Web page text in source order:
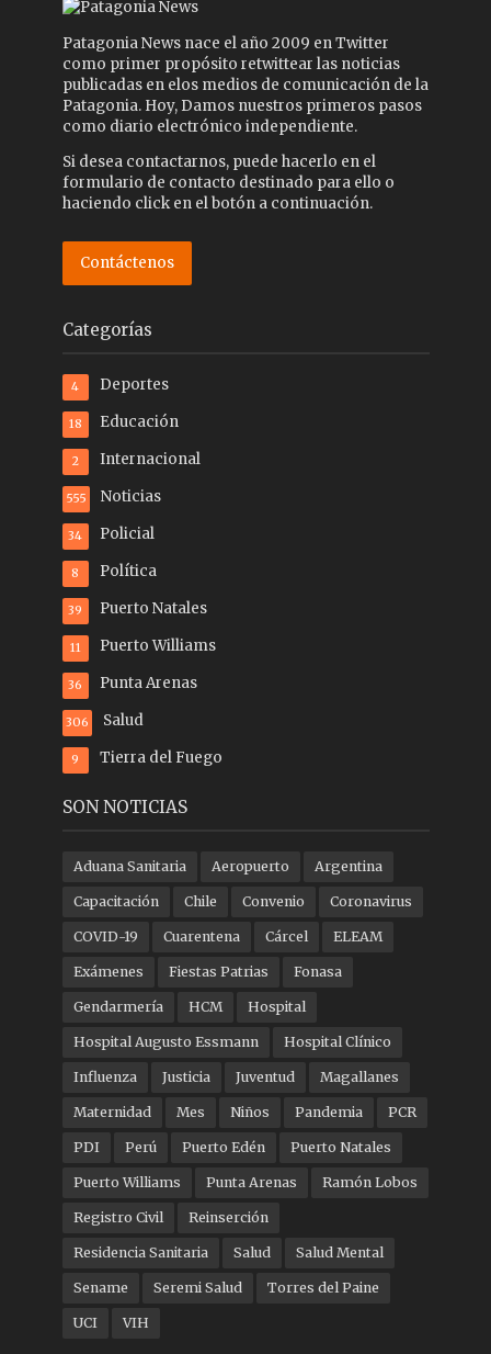
Patagonia News nace el año 2009 en Twitter
como primer propósito retwittear las noticias
publicadas en elos medios de comunicación de la
Patagonia. Hoy, Damos nuestros primeros pasos
como diario electrónico independiente.
Si desea contactarnos, puede hacerlo en el
formulario de contacto destinado para ello o
haciendo click en el botón a continuación.
Contáctenos
Categorías
Deportes
4
Educación
18
Internacional
2
Noticias
555
Policial
34
Política
8
Puerto Natales
39
Puerto Williams
11
Punta Arenas
36
Salud
306
Tierra del Fuego
9
SON NOTICIAS
Aduana Sanitaria Aeropuerto Argentina
Capacitación Chile Convenio Coronavirus
COVID-19 Cuarentena Cárcel ELEAM
Exámenes Fiestas Patrias Fonasa
Gendarmería HCM Hospital
Hospital Augusto Essmann Hospital Clínico
Influenza Justicia Juventud Magallanes
Maternidad Mes Niños Pandemia PCR
PDI Perú Puerto Edén Puerto Natales
Puerto Williams Punta Arenas Ramón Lobos
Registro Civil Reinserción
Residencia Sanitaria Salud Salud Mental
Sename Seremi Salud Torres del Paine
UCI VIH